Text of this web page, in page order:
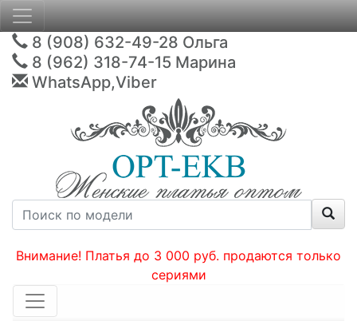
8 (908) 632-49-28 Ольга
8 (962) 318-74-15 Марина
WhatsApp,Viber
Внимание! Платья до 3 000 руб. продаются только
сериями